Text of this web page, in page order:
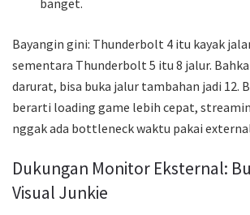
banget.
Bayangin gini: Thunderbolt 4 itu kayak
sementara Thunderbolt 5 itu 8 jalur.
darurat, bisa buka jalur tambahan jadi 12.
berarti loading game lebih cepat,
nggak ada bottleneck waktu pakai
Dukungan Monitor Eksternal:
Visual Junkie